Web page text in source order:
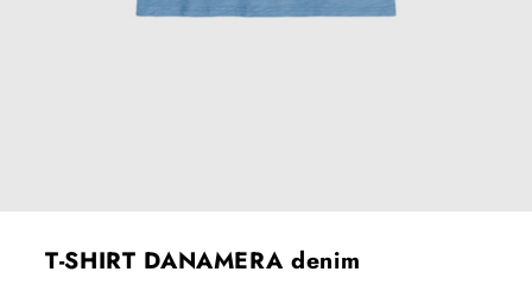
T-SHIRT DANAMERA denim